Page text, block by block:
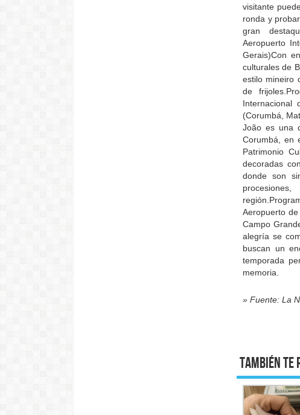
visitante
ronda y
gran
Aeropuerto
Gerais)Con
culturales de
estilo mineiro
de
Internacional
(Corumbá,
João es una
Corumbá, en
Patrimonio
decoradas
donde son
Aeropuerto
Campo
alegría se
buscan un
temporada
memoria.
» Fuente: La
También te